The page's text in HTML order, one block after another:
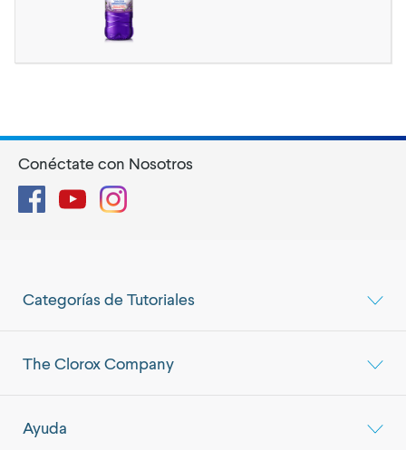
Categorías de Tutoriales
The Clorox Company
Ayuda
Conéctate con Nosotros
FacebookYouTubeInstagram